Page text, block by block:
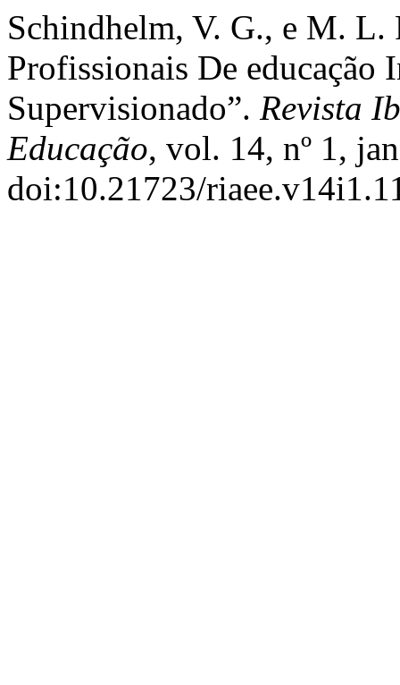
Schindhelm, V. G., e M. L.
Profissionais De educação
Supervisionado”. Revista
Educação, vol. 14, nº 1,
doi:10.21723/